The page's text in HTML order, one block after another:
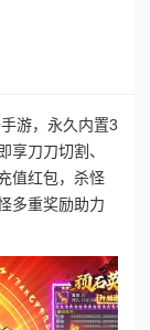
游，永久内置3
享刀刀切割、
值红包，杀怪
多重奖励助力